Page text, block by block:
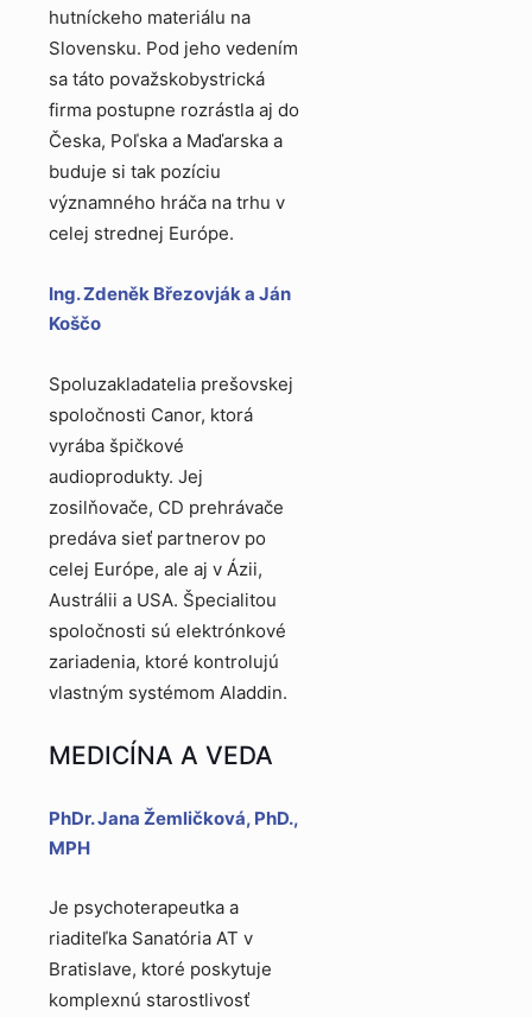
hutníckeho materiálu na
Slovensku. Pod jeho vedením
sa táto považskobystrická
firma postupne rozrástla aj do
Česka, Poľska a Maďarska a
buduje si tak pozíciu
významného hráča na trhu v
celej strednej Európe.
Ing. Zdeněk Březovják a Ján
Koščo
Spoluzakladatelia prešovskej
spoločnosti Canor, ktorá
vyrába špičkové
audioprodukty. Jej
zosilňovače, CD prehrávače
predáva sieť partnerov po
celej Európe, ale aj v Ázii,
Austrálii a USA. Špecialitou
spoločnosti sú elektrónkové
zariadenia, ktoré kontrolujú
vlastným systémom Aladdin.
MEDICÍNA A VEDA
PhDr. Jana Žemličková, PhD.,
MPH
Je psychoterapeutka a
riaditeľka Sanatória AT v
Bratislave, ktoré poskytuje
komplexnú starostlivosť